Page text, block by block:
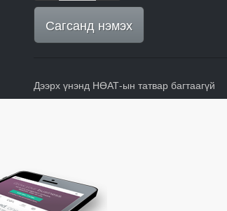
Сагсанд нэмэх
Дээрх үнэнд НӨАТ-ын татвар багтаагүй